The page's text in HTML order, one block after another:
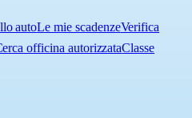
autoLe mie scadenzeVerifica
officina autorizzataClasse